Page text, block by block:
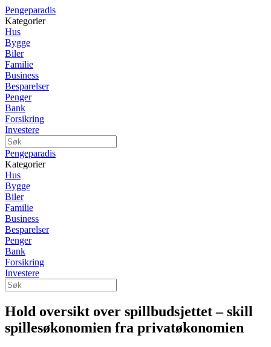
Pengeparadis
Kategorier
Hus
Bygge
Biler
Familie
Business
Besparelser
Penger
Bank
Forsikring
Investere
Pengeparadis
Kategorier
Hus
Bygge
Biler
Familie
Business
Besparelser
Penger
Bank
Forsikring
Investere
Hold oversikt over spillbudsjettet – skill
spillesøkonomien fra privatøkonomien